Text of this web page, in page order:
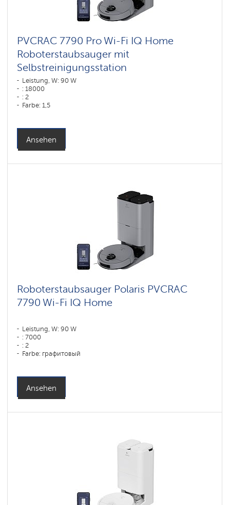
PVCRAC 7790 Pro Wi-Fi IQ Home
Roboterstaubsauger mit
Selbstreinigungsstation
Leistung, W: 90 W
: 18000
: 2
Farbe: 1,5
Seitenbürsten: 1
Ansehen
Roboterstaubsauger Polaris PVCRAC
7790 Wi-Fi IQ Home
Leistung, W: 90 W
: 7000
: 2
Farbe: графитовый
Ansehen